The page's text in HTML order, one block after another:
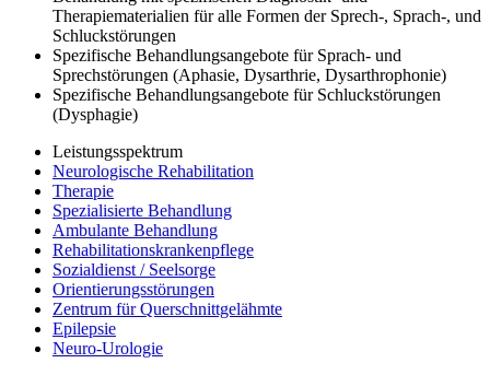
Therapiematerialien für alle Formen der Sprech-, Sprach-, und
Schluckstörungen
Spezifische Behandlungsangebote für Sprach- und
Sprechstörungen (Aphasie, Dysarthrie, Dysarthrophonie)
Spezifische Behandlungsangebote für Schluckstörungen
(Dysphagie)
Leistungsspektrum
Neurologische Rehabilitation
Therapie
Spezialisierte Behandlung
Ambulante Behandlung
Rehabilitationskrankenpflege
Sozialdienst / Seelsorge
Orientierungsstörungen
Zentrum für Querschnittgelähmte
Epilepsie
Neuro-Urologie